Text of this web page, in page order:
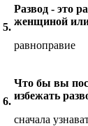
5.
Развод - это
женщиной или
равноправие
6.
Что бы вы
избежать
сначала